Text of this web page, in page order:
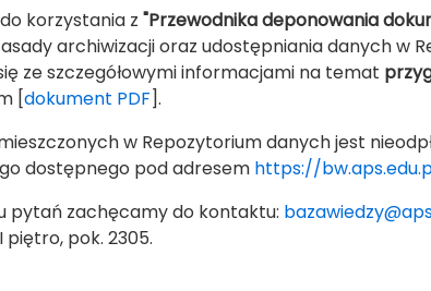
korzystania z "Przewodnika deponowania
archiwizacji oraz udostępniania danych w
ze szczegółowymi informacjami na temat
[dokument PDF].
w Repozytorium danych jest
dostępnego pod adresem https://
pytań zachęcamy do kontaktu:
piętro, pok. 2305.